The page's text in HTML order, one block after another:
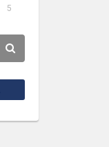
5